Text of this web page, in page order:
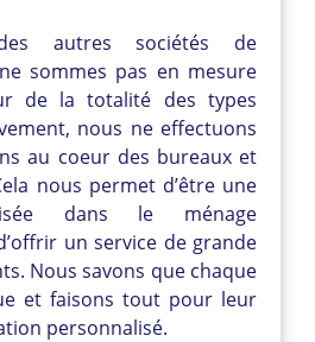
autres sociétés de
sommes pas en mesure
de la totalité des types
nous ne effectuons
au coeur des bureaux et
nous permet d’être une
dans le ménage
un service de grande
Nous savons que chaque
et faisons tout pour leur
personnalisé.